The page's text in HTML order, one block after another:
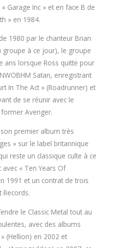
Garage Inc » et en face B de
» en 1984.
1980 par le chanteur Brian
groupe à ce jour), le groupe
ans lorsque Ross quitte pour
Satan, enregistrant
In The Act » (Roadrunner) et
de se réunir avec le
Avenger.
premier album très
» sur le label britannique
reste un classique culte à ce
« Ten Years Of
1991 et un contrat de trois
le Classic Metal tout au
avec des albums
(Hellion) en 2002 et